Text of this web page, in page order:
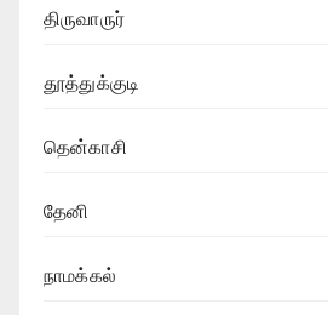
திருவாருர்
தூத்துக்குடி
தென்காசி
தேனி
நாமக்கல்